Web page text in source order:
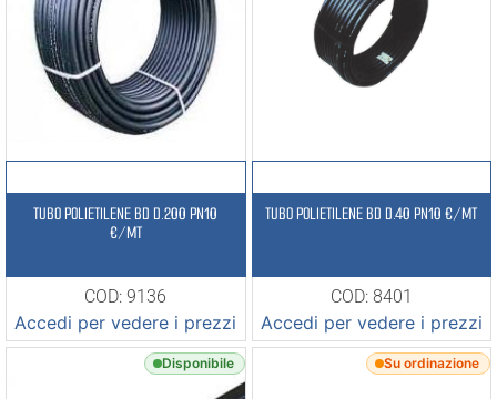
TUBO POLIETILENE BD D.200 PN10
€/MT
COD: 9136
Accedi per vedere i prezzi
TUBO POLIETILENE BD D.40 PN10 €/MT
COD: 8401
Accedi per vedere i prezzi
Disponibile Su ordinazione